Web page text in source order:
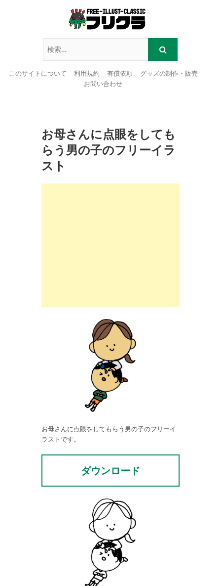
このサイトについて 利用規約 有償依頼
グッズの制作・販売
お問い合わせ
お母さんに点眼をしても
らう男の子のフリーイラ
スト
お母さんに点眼をしてもらう男の子のフリーイ
ラストです。
ダウンロード